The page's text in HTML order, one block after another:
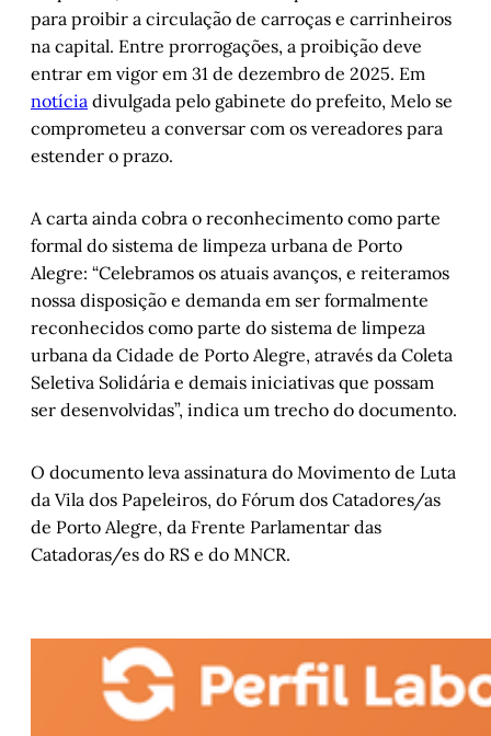
para proibir a circulação de carroças e carrinheiros
na capital. Entre prorrogações, a proibição deve
entrar em vigor em 31 de dezembro de 2025. Em
notícia divulgada pelo gabinete do prefeito, Melo se
comprometeu a conversar com os vereadores para
estender o prazo.
A carta ainda cobra o reconhecimento como parte
formal do sistema de limpeza urbana de Porto
Alegre: “Celebramos os atuais avanços, e reiteramos
nossa disposição e demanda em ser formalmente
reconhecidos como parte do sistema de limpeza
urbana da Cidade de Porto Alegre, através da Coleta
Seletiva Solidária e demais iniciativas que possam
ser desenvolvidas”, indica um trecho do documento.
O documento leva assinatura do Movimento de Luta
da Vila dos Papeleiros, do Fórum dos Catadores/as
de Porto Alegre, da Frente Parlamentar das
Catadoras/es do RS e do MNCR.